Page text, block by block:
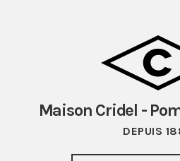
Maison Cridel -
DEPUIS